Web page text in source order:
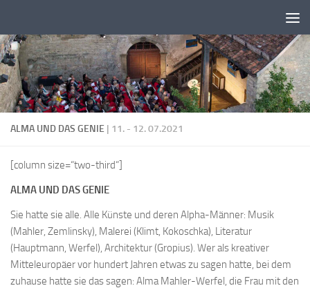
ALMA UND DAS GENIE | 11. - 12. 07.2021
[column size=“two-third“]
ALMA UND DAS GENIE
Sie hatte sie alle. Alle Künste und deren Alpha-Männer: Musik
(Mahler, Zemlinsky), Malerei (Klimt, Kokoschka), Literatur
(Hauptmann, Werfel), Architektur (Gropius). Wer als kreativer
Mitteleuropäer vor hundert Jahren etwas zu sagen hatte, bei dem
zuhause hatte sie das sagen: Alma Mahler-Werfel, die Frau mit den